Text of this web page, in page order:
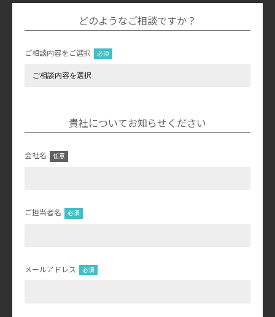
どのようなご相談ですか？
ご相談内容をご選択
貴社についてお知らせください
会社名
ご担当者名
メールアドレス